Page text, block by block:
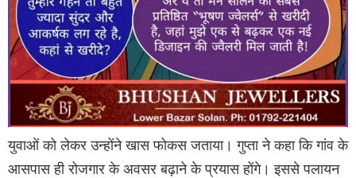
युवाओं को लेकर उन्होंने खास फोकस जताया। गुप्ता ने कहा कि गांव के
आसपास ही रोजगार के अवसर बढ़ाने के प्रयास होंगे। इससे पलायन